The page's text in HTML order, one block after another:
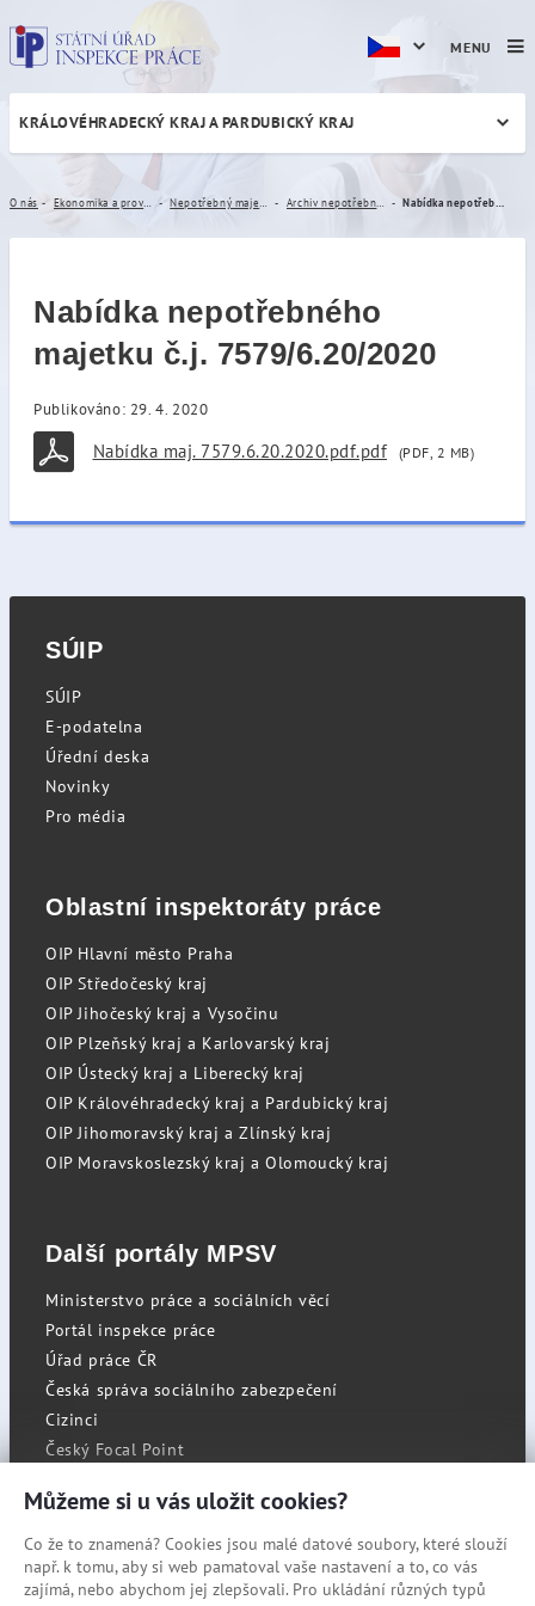
Nabídka nepotřebného
KRÁLOVÉHRADECKÝ KRAJ A PARDUBICKÝ KRAJ
O nás
Nabídka nepotřebného
majetku č.j. 7579/6.20/2020
Publikováno: 29. 4. 2020
Nabídka maj. 7579.6.20.2020.pdf.pdf (PDF, 2 MB)
MENU
SÚIP
SÚIP
E-podatelna
Úřední deska
Novinky
Pro média
Oblastní inspektoráty práce
OIP Hlavní město Praha
OIP Středočeský kraj
OIP Jihočeský kraj a Vysočinu
OIP Plzeňský kraj a Karlovarský kraj
OIP Ústecký kraj a Liberecký kraj
OIP Královéhradecký kraj a Pardubický kraj
OIP Jihomoravský kraj a Zlínský kraj
OIP Moravskoslezský kraj a Olomoucký kraj
Další portály MPSV
Ministerstvo práce a sociálních věcí
Portál inspekce práce
Úřad práce ČR
Česká správa sociálního zabezpečení
Cizinci
Český Focal Point
RSS
Cookies
Můžeme si u vás uložit cookies?
Co že to znamená? Cookies jsou malé datové soubory, které slouží
např. k tomu, aby si web pamatoval vaše nastavení a to, co vás
zajímá, nebo abychom jej zlepšovali. Pro ukládání různých typů